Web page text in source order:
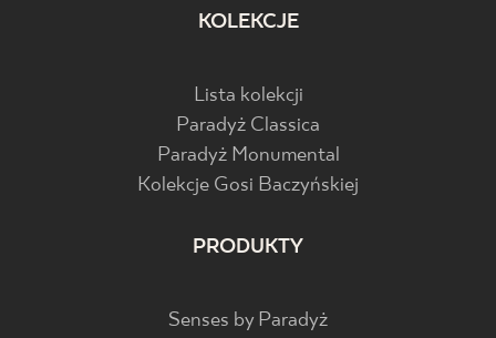
KOLEKCJE
Lista kolekcji
Paradyż Classica
Paradyż Monumental
Kolekcje Gosi Baczyńskiej
PRODUKTY
Senses by Paradyż